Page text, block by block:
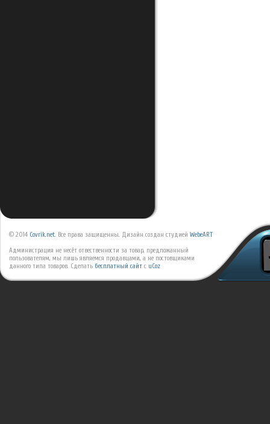
© 2014 Covrik.net. Все права защищенны. Дизайн создан студией WebeART
Администрация не несёт отвественности за товар, предложанный
пользователям, мы лишь являемся продавцами, а не постовщиками
данного типа товаров. Сделать бесплатный сайт с uCoz